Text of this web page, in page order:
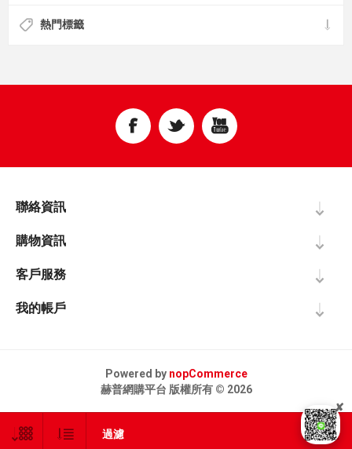
過濾
熱門標籤
聯絡資訊
購物資訊
客戶服務
我的帳戶
Powered by nopCommerce
赫普網購平台 版權所有 © 2026
✘